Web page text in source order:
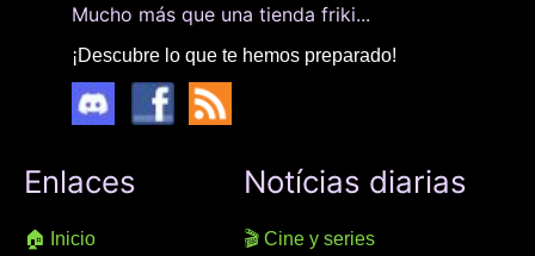
Mucho más que una tienda friki...
¡Descubre lo que te hemos preparado!
Enlaces
🏠 Inicio
Notícias diarias
🎬 Cine y series